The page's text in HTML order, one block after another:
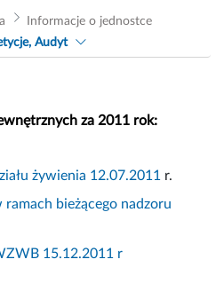
Informacje o jednostce
Audyt
za 2011 rok:
żywienia 12.07.2011 r.
bieżącego nadzoru
15.12.2011 r